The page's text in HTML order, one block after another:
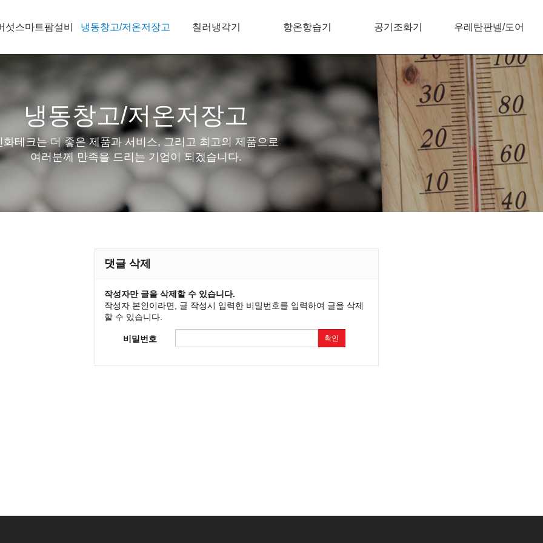
섯스마트팜설비 냉동창고/저온저장고 칠러냉각기 항온항습기 공기조화기 우레탄판넬/도어
냉동창고/저온저장고
화테크는 더 좋은 제품과 서비스, 그리고 최고의 제품으로
여러분께 만족을 드리는 기업이 되겠습니다.
댓글 삭제
작성자만 글을 삭제할 수 있습니다.
작성자 본인이라면, 글 작성시 입력한 비밀번호를 입력하여 글을 삭제
할 수 있습니다.
비밀번호 확인